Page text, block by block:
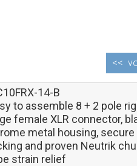
<<
14-B
to assemble 8 + 2 pole
female XLR connector,
metal housing, secure
and proven Neutrik
strain relief